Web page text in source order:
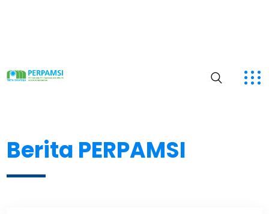
Berita PERPAMSI